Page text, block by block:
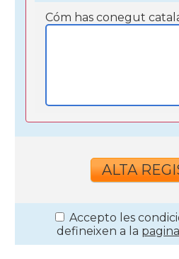
Cóm has conegut
Accepto les
defineixen a la